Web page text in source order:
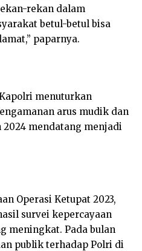
rekan dalam
betul-betul bisa
paparnya.
menuturkan
arus mudik dan
mendatang menjadi
Operasi Ketupat 2023,
survei kepercayaan
meningkat. Pada bulan
publik terhadap Polri di